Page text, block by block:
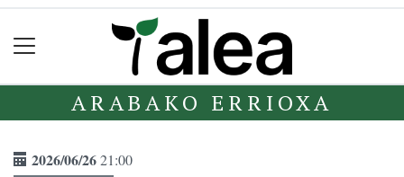
ARABAKO ERRIOXA
2026/06/2621:00